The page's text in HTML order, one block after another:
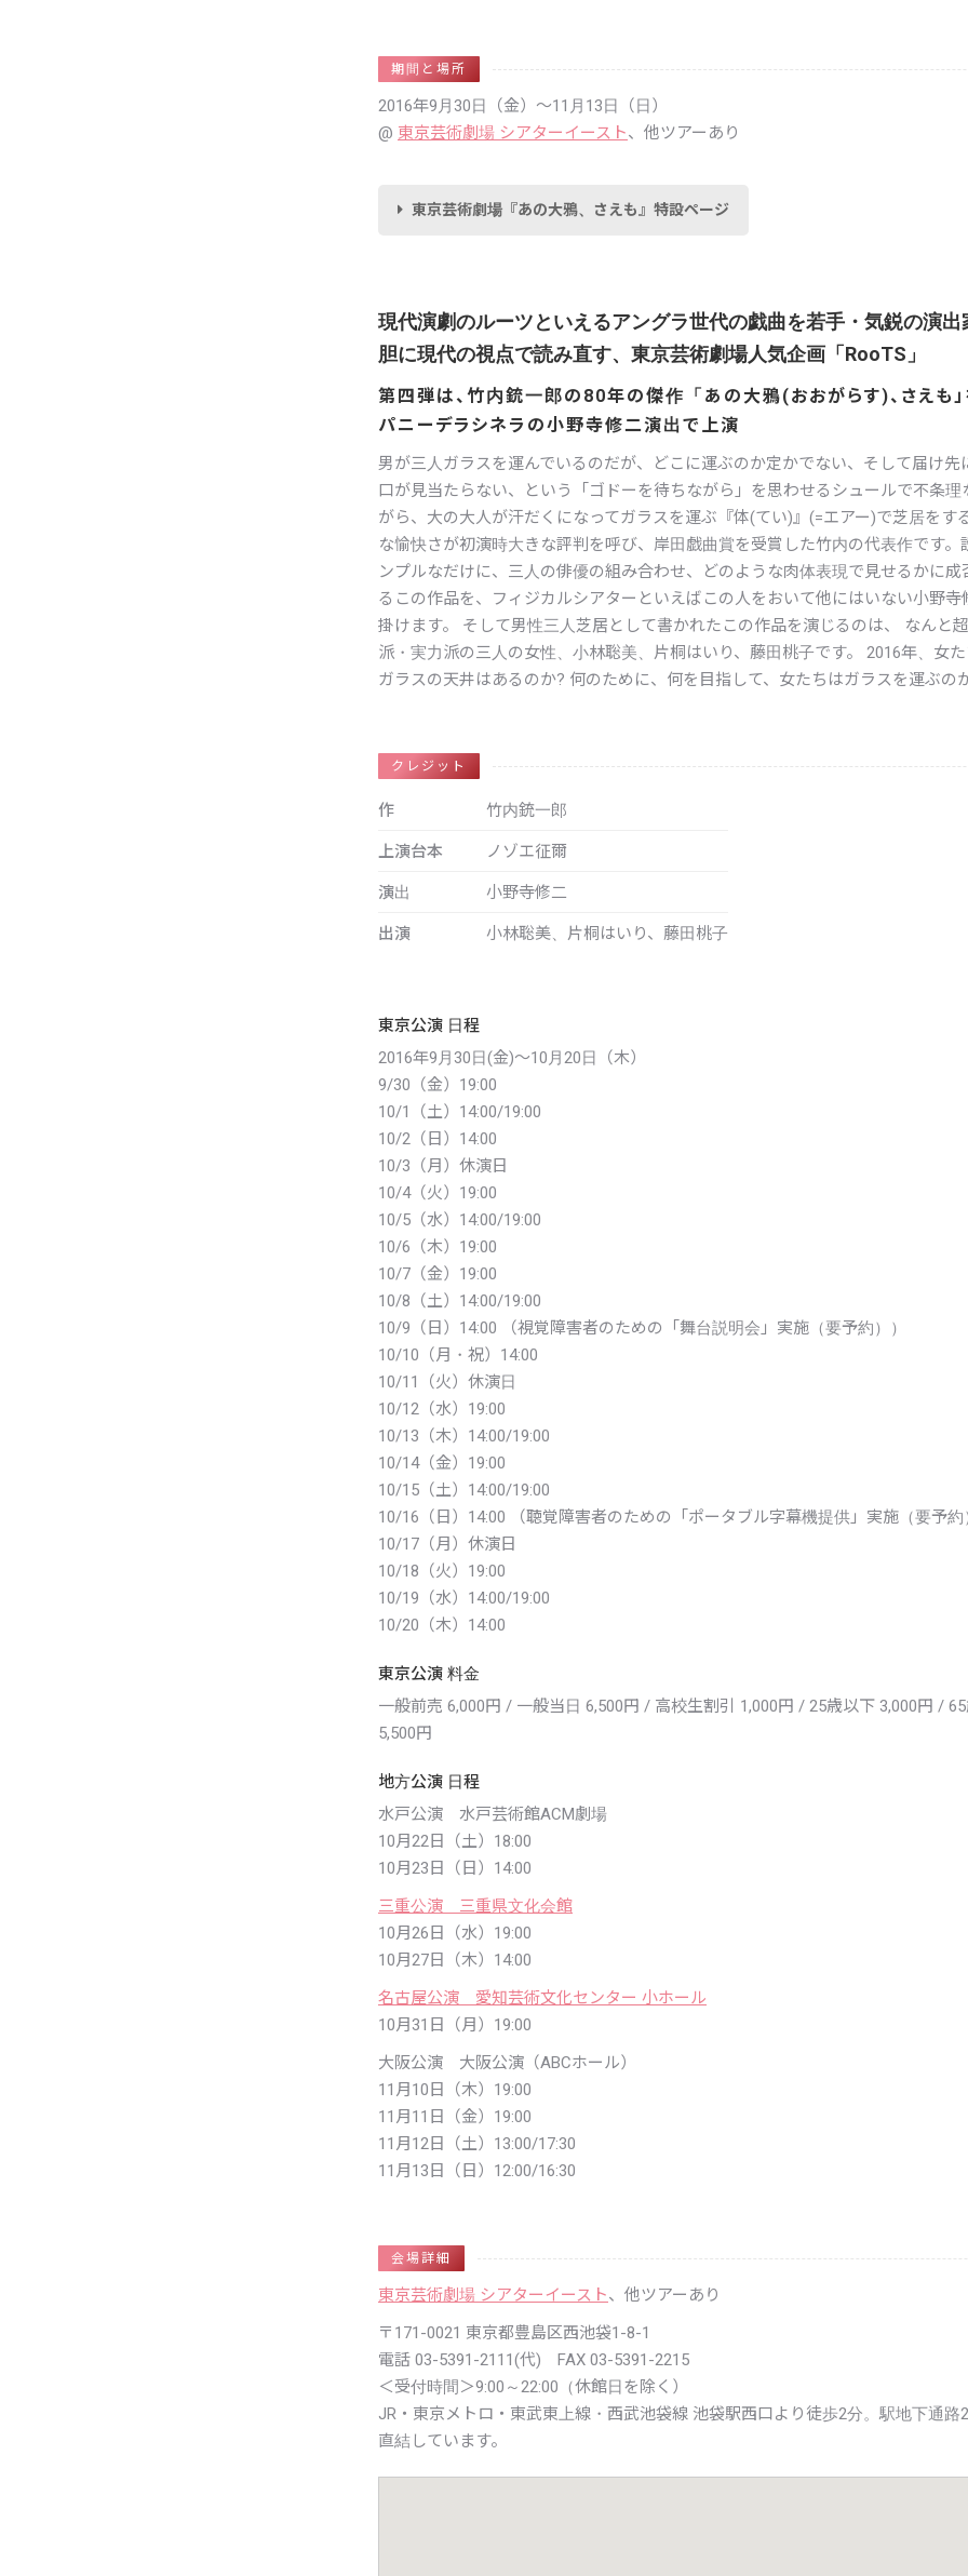
期間と場所
2016年9月30日（金） 〜11月13日（日）
東京芸術劇場 シアターイースト、他ツアーあり
東京芸術劇場『あの大鴉、さえも』特設ページ
現代演劇のルーツといえるアングラ世代の戯曲を若手・気鋭の演出
胆に現代の視点で読み直す、東京芸術劇場人気企画「RooTS」
第四弾は、竹内銃一郎の80年の傑作「あの大鴉(おおがらす)、さえも
パニーデラシネラの小野寺修二演出で上演
男が三人ガラスを運んでいるのだが、どこに運ぶのか定かでない、そして届け先
口が見当たらない、という「ゴドーを待ちながら」を思わせるシュールで不条理
がら、大の大人が汗だくになってガラスを運ぶ『体(てい)』(=エアー)で芝居をす
な愉快さが初演時大きな評判を呼び、岸田戯曲賞を受賞した竹内の代表作です。
ンプルなだけに、三人の俳優の組み合わせ、どのような肉体表現で見せるかに成
るこの作品を、フィジカルシアターといえばこの人をおいて他にはいない小野寺
掛けます。 そして男性三人芝居として書かれたこの作品を演じるのは、 なんと
派・実力派の三人の女性、小林聡美、片桐はいり、藤田桃子です。 2016年、女
ガラスの天井はあるのか? 何のために、何を目指して、女たちはガラスを運ぶの
クレジット
作 竹内銃一郎
上演台本 ノゾエ征爾
演出 小野寺修二
出演 小林聡美、片桐はいり、藤田桃子
東京公演 日程
2016年9月30日(金)～10月20日（木）
9/30（金）19:00
10/1（土）14:00/19:00
10/2（日）14:00
10/3（月）休演日
10/4（火）19:00
10/5（水）14:00/19:00
10/6（木）19:00
10/7（金）19:00
10/8（土）14:00/19:00
10/9（日）14:00 （視覚障害者のための「舞台説明会」実施（要予約））
10/10（月・祝）14:00
10/11（火）休演日
10/12（水）19:00
10/13（木）14:00/19:00
10/14（金）19:00
10/15（土）14:00/19:00
10/16（日）14:00 （聴覚障害者のための「ポータブル字幕機提供」実施（要予約
10/17（月）休演日
10/18（火）19:00
10/19（水）14:00/19:00
10/20（木）14:00
東京公演 料金
一般前売 6,000円 / 一般当日 6,500円 / 高校生割引 1,000円 / 25歳以下 3,000円 /
5,500円
地方公演 日程
水戸公演 水戸芸術館ACM劇場
10月22日（土）18:00
10月23日（日）14:00
三重公演 三重県文化会館
10月26日（水）19:00
10月27日（木）14:00
名古屋公演 愛知芸術文化センター 小ホール
10月31日（月）19:00
大阪公演 大阪公演（ABCホール）
11月10日（木）19:00
11月11日（金）19:00
11月12日（土）13:00/17:30
11月13日（日）12:00/16:30
会場詳細
東京芸術劇場 シアターイースト、他ツアーあり
〒171-0021 東京都豊島区西池袋1-8-1
電話 03-5391-2111(代) FAX 03-5391-2215
＜受付時間＞9:00～22:00（休館日を除く）
JR・東京メトロ・東武東上線・西武池袋線 池袋駅西口より徒歩2分。駅地下通路
直結しています。